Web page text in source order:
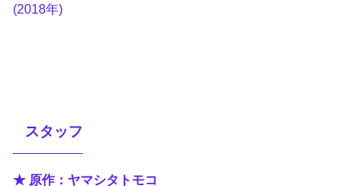
(2018年)
スタッフ
★ 原作：ヤマシタトモコ